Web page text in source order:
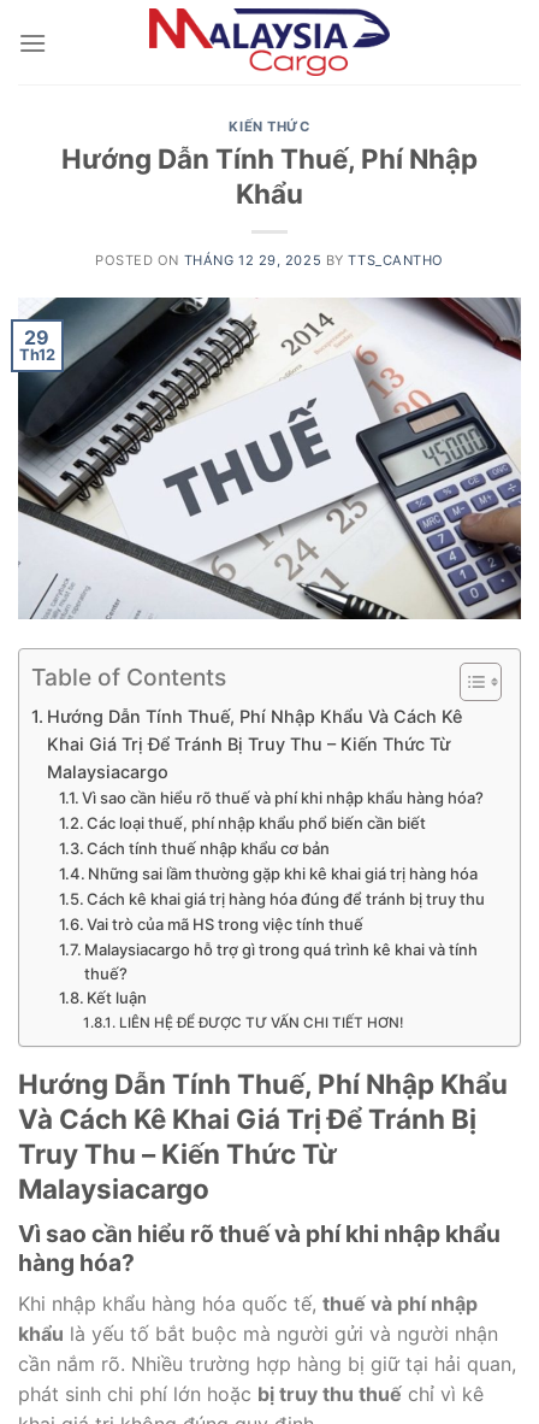
KIẾN THỨC
Hướng Dẫn Tính Thuế, Phí Nhập
Khẩu
POSTED ON THÁNG 12 29, 2025 BYTTS_CANTHO
29
Th12
Table of Contents
Hướng Dẫn Tính Thuế, Phí Nhập Khẩu Và Cách Kê
Khai Giá Trị Để Tránh Bị Truy Thu – Kiến Thức Từ
Malaysiacargo
Vì sao cần hiểu rõ thuế và phí khi nhập khẩu hàng hóa?
Các loại thuế, phí nhập khẩu phổ biến cần biết
Cách tính thuế nhập khẩu cơ bản
Những sai lầm thường gặp khi kê khai giá trị hàng hóa
Cách kê khai giá trị hàng hóa đúng để tránh bị truy thu
Vai trò của mã HS trong việc tính thuế
Malaysiacargo hỗ trợ gì trong quá trình kê khai và tính
thuế?
Kết luận
LIÊN HỆ ĐỂ ĐƯỢC TƯ VẤN CHI TIẾT HƠN!
Hướng Dẫn Tính Thuế, Phí Nhập Khẩu
Và Cách Kê Khai Giá Trị Để Tránh Bị
Truy Thu – Kiến Thức Từ
Malaysiacargo
Vì sao cần hiểu rõ thuế và phí khi nhập khẩu
hàng hóa?
Khi nhập khẩu hàng hóa quốc tế, thuế và phí nhập
khẩu là yếu tố bắt buộc mà người gửi và người nhận
cần nắm rõ. Nhiều trường hợp hàng bị giữ tại hải quan,
phát sinh chi phí lớn hoặc bị truy thu thuế chỉ vì kê